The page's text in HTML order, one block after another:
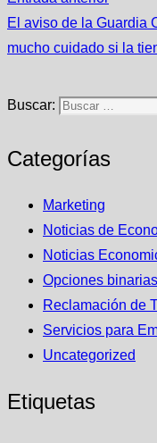
El aviso de la Guardia
mucho cuidado si la
Buscar:
Categorías
Marketing
Noticias de
Noticias
Opciones binarias
Reclamación de
Servicios para
Uncategorized
Etiquetas